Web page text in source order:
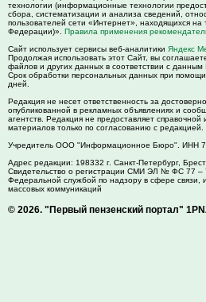
технологии (информационные технологии
сбора, систематизации и анализа сведений,
пользователей сети «Интернет», находящихся на
Федерации)». Правила применения
Сайт использует сервисы веб-аналитики Яндекс
Продолжая использовать этот Сайт, вы
файлов и других данных в соответствии с данным
Срок обработки персональных данных при
дней.
Редакция не несет ответственность за
опубликованной в рекламных объявлениях и
агентств. Редакция не предоставляет
материалов только по согласованию с редакцией.
Учредитель ООО "Информационное Бюро". ИНН
Адрес редакции: 198332 г. Санкт-Петербург,
Свидетельство о регистрации СМИ ЭЛ № ФС 77 –
Федеральной службой по надзору в сфере связи,
массовых коммуникаций
© 2026. "Первый пензенский портал"